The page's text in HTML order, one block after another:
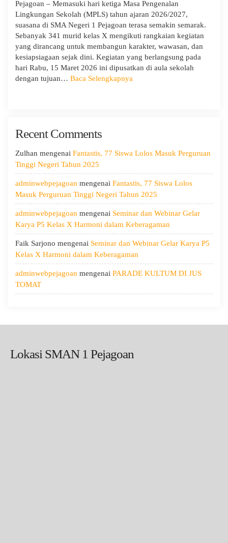
Monitoring
Evaluasi
Pengawas
Dinas
Pejagoan – Memasuki hari ketiga Masa Pengenalan
Lingkungan Sekolah (MPLS) tahun ajaran 2026/2027,
suasana di SMA Negeri 1 Pejagoan terasa semakin semarak.
Sebanyak 341 murid kelas X mengikuti rangkaian kegiatan
yang dirancang untuk membangun karakter, wawasan, dan
kesiapsiagaan sejak dini. Kegiatan yang berlangsung pada
hari Rabu, 15 Maret 2026 ini dipusatkan di aula sekolah
dengan tujuan… Baca Selengkapnya
Recent Comments
Zulhan mengenai Fantastis, 77 Siswa Lolos Masuk Perguruan
Tinggi Negeri Tahun 2025
adminwebpejagoan mengenai Fantastis, 77 Siswa Lolos
Masuk Perguruan Tinggi Negeri Tahun 2025
adminwebpejagoan mengenai Seminar dan Webinar Gelar
Karya P5 Kelas X Harmoni dalam Keberagaman
Faik Sarjono mengenai Seminar dan Webinar Gelar Karya P5
Kelas X Harmoni dalam Keberagaman
adminwebpejagoan mengenai PARADE KULTUM DI JUS
TOMAT
Lokasi SMAN 1 Pejagoan